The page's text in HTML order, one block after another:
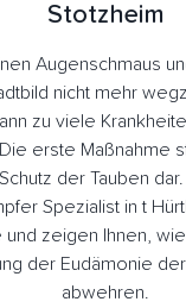
Stotzheim
Augenschmaus
nicht mehr
zu viele
erste Maßnahme
der Tauben
Spezialist in t
und zeigen Ihnen,
der Eudämonie
abwehren.